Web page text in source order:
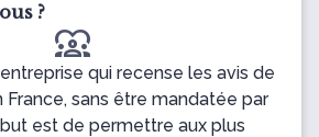
?
diversity_1
qui recense les avis de
sans être mandatée par
est de permettre aux plus